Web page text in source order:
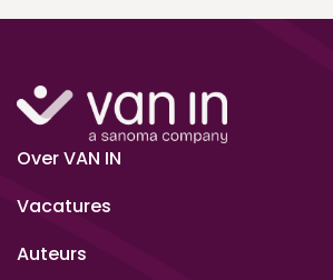
Over VAN IN
Vacatures
Auteurs